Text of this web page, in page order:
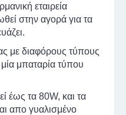
εταιρεία
στην αγορά για τα
με διαφόρους τύπους
μπαταρία τύπου
έως τα 80W, και τα
απο γυαλισμένο